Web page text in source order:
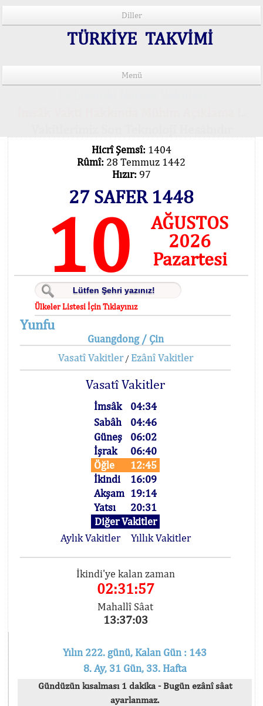
Diller
TÜRKİYE TAKVİMİ
Menü
Hicrî Şemsî: 1404
Rûmî: 28 Temmuz 1442
Hızır: 97
27 SAFER 1448
10
AĞUSTOS
2026
Pazartesi
Ülkeler Listesi İçin Tıklayınız
Yunfu
Guangdong / Çin
Vasatî Vakitler/ Ezânî Vakitler
Vasatî Vakitler
İmsâk
04:34
Sabâh
04:46
Güneş
06:02
İşrak
06:40
Öğle
12:45
İkindi
16:09
Akşam 19:14
Yatsı
20:31
Diğer Vakitler
Aylık Vakitler
Yıllık Vakitler
İkindi'ye kalan zaman
02:31:57
Mahallî Sâat
13:37:03
Yılın 222. günü, Kalan Gün : 143
8. Ay, 31 Gün, 33. Hafta
Gündüzün kısalması 1 dakika - Bugün ezânî sâat
ayarlanmaz.